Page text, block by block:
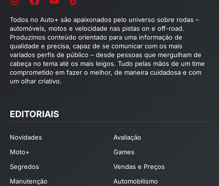
Todos no Auto+ são apaixonados pelo universo sobre rodas –
automóveis, motos e velocidade nas pistas on e off-road.
Produzimos conteúdo orientado para uma informação de
qualidade e precisa, capaz de se comunicar com os mais
variados perfis de público – desde pessoas que mergulham de
cabeça no tema até os mais leigos. Tudo pelas mãos de um time
comprometido em fazer o melhor, de maneira cuidadosa e com
um olhar criativo.
EDITORIAIS
Novidades
Avaliação
Moto+
Games
Segredos
Vendas e Preços
Manutenção
Automobilismo